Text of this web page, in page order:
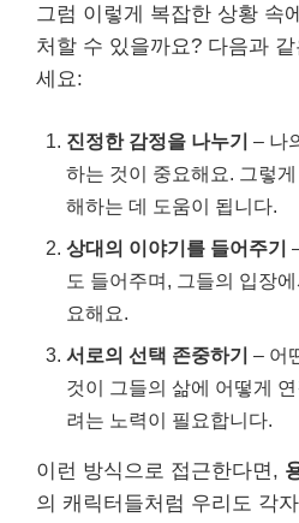
그럼 이렇게 복잡한 상황 속
처할 수 있을까요? 다음과
세요:
진정한 감정을 나누기 – 나
하는 것이 중요해요. 그렇
해하는 데 도움이 됩니다.
상대의 이야기를 들어주기
도 들어주며, 그들의 입장
요해요.
서로의 선택 존중하기 – 어
것이 그들의 삶에 어떻게
려는 노력이 필요합니다.
이런 방식으로 접근한다면,
의 캐릭터들처럼 우리도 각